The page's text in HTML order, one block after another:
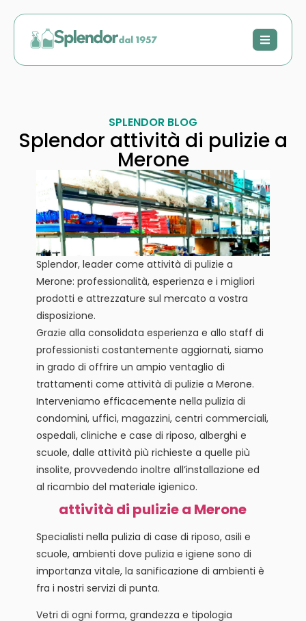
SPLENDOR BLOG
Splendor attività di pulizie a
Merone
Splendor, leader come attività di pulizie a
Merone: professionalità, esperienza e i migliori
prodotti e attrezzature sul mercato a vostra
disposizione.
Grazie alla consolidata esperienza e allo staff di
professionisti costantemente aggiornati, siamo
in grado di offrire un ampio ventaglio di
trattamenti come attività di pulizie a Merone.
Interveniamo efficacemente nella pulizia di
condomini, uffici, magazzini, centri commerciali,
ospedali, cliniche e case di riposo, alberghi e
scuole, dalle attività più richieste a quelle più
insolite, provvedendo inoltre all’installazione ed
al ricambio del materiale igienico.
attività di pulizie a Merone
Specialisti nella pulizia di case di riposo, asili e
scuole, ambienti dove pulizia e igiene sono di
importanza vitale, la sanificazione di ambienti è
fra i nostri servizi di punta.
Vetri di ogni forma, grandezza e tipologia